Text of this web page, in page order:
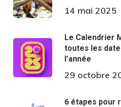
14 mai 2025
Le Calendrier
toutes les
l’année
29 octobre
6 étapes pour